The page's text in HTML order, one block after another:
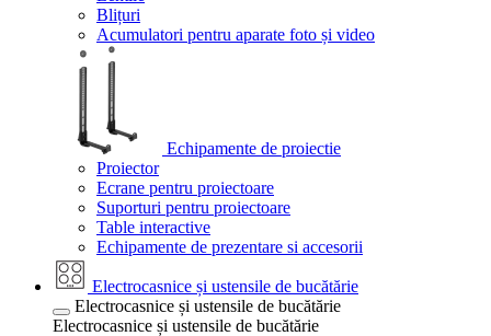
Blițuri
Acumulatori pentru aparate foto și video
Echipamente de proiectie
Proiector
Ecrane pentru proiectoare
Suporturi pentru proiectoare
Table interactive
Echipamente de prezentare si accesorii
Electrocasnice și ustensile de bucătărie
Electrocasnice și ustensile de bucătărie
Electrocasnice și ustensile de bucătărie